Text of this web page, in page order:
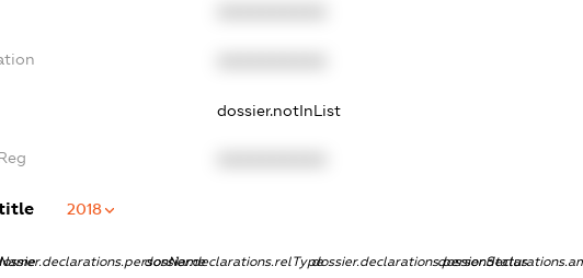
dossier.notInList
2018
dossier.declarations.relTypedossier.declarations.personStatus